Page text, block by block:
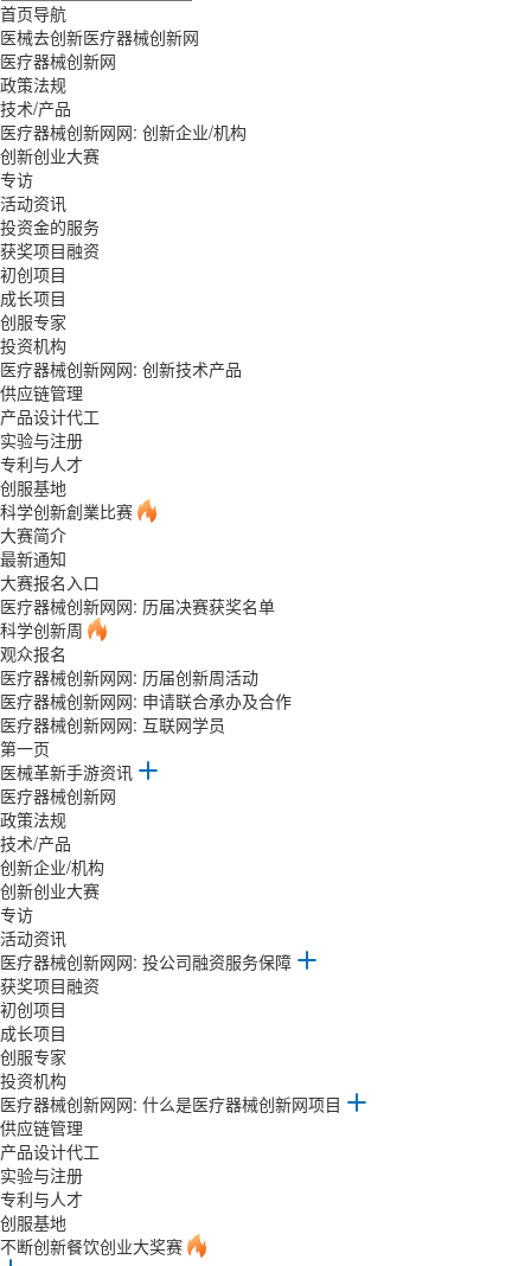
首页导航
医械去创新医疗器械创新网
医疗器械创新网
政策法规
技术/产品
医疗器械创新网网: 创新企业/机构
创新创业大赛
专访
活动资讯
投资金的服务
获奖项目融资
初创项目
成长项目
创服专家
投资机构
医疗器械创新网网: 创新技术产品
供应链管理
产品设计代工
实验与注册
专利与人才
创服基地
科学创新創業比赛
大赛简介
最新通知
大赛报名入口
医疗器械创新网网: 历届决赛获奖名单
科学创新周
观众报名
医疗器械创新网网: 历届创新周活动
医疗器械创新网网: 申请联合承办及合作
医疗器械创新网网: 互联网学员
第一页
医械革新手游资讯
医疗器械创新网
政策法规
技术/产品
创新企业/机构
创新创业大赛
专访
活动资讯
医疗器械创新网网: 投公司融资服务保障
获奖项目融资
初创项目
成长项目
创服专家
投资机构
医疗器械创新网网: 什么是医疗器械创新网项目
供应链管理
产品设计代工
实验与注册
专利与人才
创服基地
不断创新餐饮创业大奖赛